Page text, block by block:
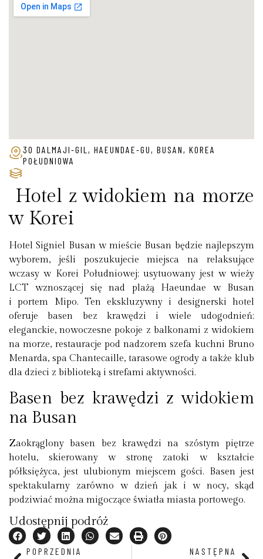
30 DALMAJI-GIL, HAEUNDAE-GU, BUSAN, KOREA
POŁUDNIOWA
Hotel z widokiem na morze
w Korei
Hotel Signiel Busan w mieście Busan będzie najlepszym
wyborem, jeśli poszukujecie miejsca na relaksujące
wczasy w Korei Południowej; usytuowany jest w wieży
LCT wznoszącej się nad plażą Haeundae w Busan
i portem Mipo. Ten ekskluzywny i designerski hotel
oferuje basen bez krawędzi i wiele udogodnień;
eleganckie, nowoczesne pokoje z balkonami z widokiem
na morze, restauracje pod nadzorem szefa kuchni Bruno
Menarda, spa Chantecaille, tarasowe ogrody a także klub
dla dzieci z biblioteką i strefami aktywności.
Basen bez krawędzi z widokiem
na Busan
Zaokrąglony basen bez krawędzi na szóstym piętrze
hotelu, skierowany w stronę zatoki w kształcie
półksiężyca, jest ulubionym miejscem gości. Basen jest
spektakularny zarówno w dzień jak i w nocy, skąd
podziwiać można migoczące światła miasta portowego.
Udostępnij podróż
POPRZEDNIA
NASTĘPNA